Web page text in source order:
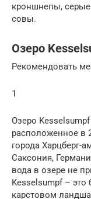
кроншнепы,
совы.
Озеро
Рекомендовать
1
Озеро
расположенное в
города Харцберг-
Саксония,
вода в озере не
Kesselsumpf – это
карстовом